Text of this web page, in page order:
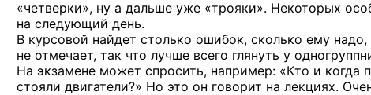
«четверки», ну а дальше уже «трояки». Некоторых
на следующий день.
В курсовой найдет столько ошибок, сколько ему надо,
не отмечает, так что лучше всего глянуть у
На экзамене может спросить, например: «Кто и когда
стояли двигатели?» Но это он говорит на лекциях.